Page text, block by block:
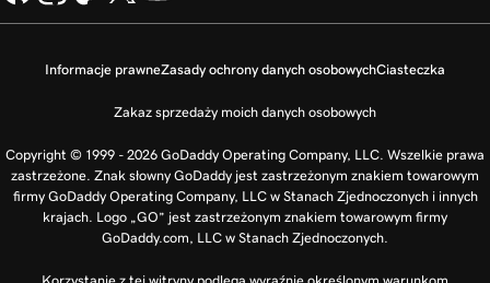
Informacje prawneZasady ochrony danych osobowychCiasteczka
Zakaz sprzedaży moich danych osobowych
Copyright © 1999 - 2026 GoDaddy Operating Company, LLC. Wszelkie prawa
zastrzeżone. Znak słowny GoDaddy jest zastrzeżonym znakiem towarowym
firmy GoDaddy Operating Company, LLC w Stanach Zjednoczonych i innych
krajach. Logo „GO” jest zastrzeżonym znakiem towarowym firmy
GoDaddy.com, LLC w Stanach Zjednoczonych.